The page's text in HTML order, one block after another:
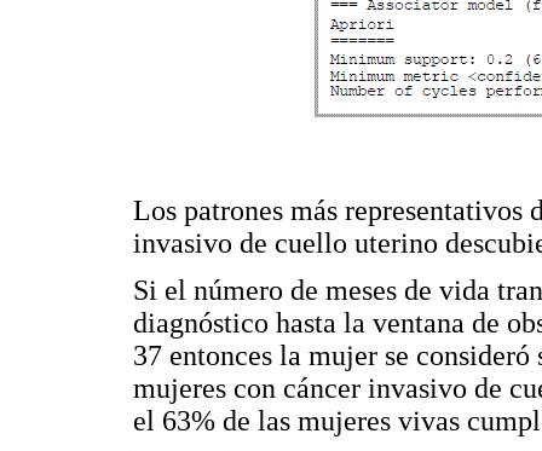
Los patrones más representativos
invasivo de cuello uterino
Si el número de meses de vida
diagnóstico hasta la ventana de
37 entonces la mujer se
mujeres con cáncer invasivo de
el 63% de las mujeres vivas